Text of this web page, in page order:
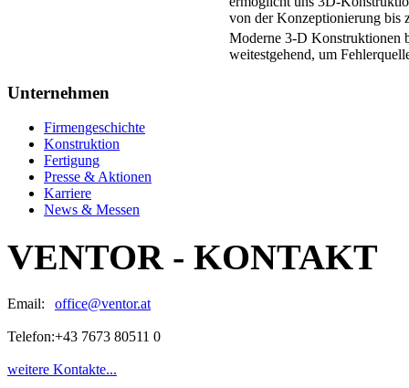
von der Konzeptionierung bis
Moderne 3-D Konstruktionen
weitestgehend, um
Unternehmen
Firmengeschichte
Konstruktion
Fertigung
Presse & Aktionen
Karriere
News & Messen
VENTOR - KONTAKT
Email: office@ventor.at
Telefon:+43 7673 80511 0
weitere Kontakte...